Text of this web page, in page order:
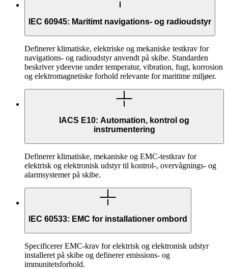
IEC 60945: Maritimt navigations- og radioudstyr
Definerer klimatiske, elektriske og mekaniske testkrav for
navigations- og radioudstyr anvendt på skibe. Standarden
beskriver ydeevne under temperatur, vibration, fugt, korrosion
og elektromagnetiske forhold relevante for maritime miljøer.
IACS E10: Automation, kontrol og
instrumentering
Definerer klimatiske, mekaniske og EMC-testkrav for
elektrisk og elektronisk udstyr til kontrol-, overvågnings- og
alarmsystemer på skibe.
IEC 60533: EMC for installationer ombord
Specificerer EMC-krav for elektrisk og elektronisk udstyr
installeret på skibe og definerer emissions- og
immunitetsforhold.